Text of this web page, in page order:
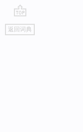
go
top
返回词典